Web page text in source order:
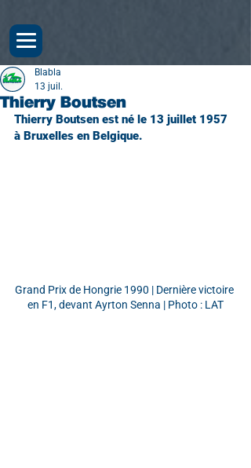
Thierry Boutsen
Blabla
13 juil.
Thierry Boutsen est né le 13 juillet 1957
à Bruxelles en Belgique.
Grand Prix de Hongrie 1990 | Dernière victoire
en F1, devant Ayrton Senna | Photo : LAT